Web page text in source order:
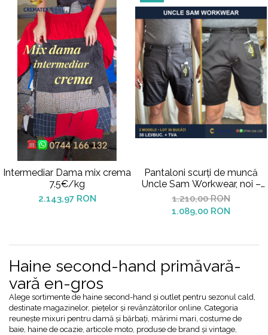
Intermediar Dama mix crema
7.5€/kg
2.143,97 RON
Pantaloni scurți de muncă
Uncle Sam Workwear, noi –
lot 30 bucăți
1.210,00 RON
1.089,00 RON
Haine second-hand primăvară-
vară en-gros
Alege sortimente de haine second-hand și outlet pentru sezonul cald,
destinate magazinelor, piețelor și revânzătorilor online. Categoria
reunește mixuri pentru damă și bărbați, mărimi mari, costume de
baie, haine de ocazie, articole moto, produse de brand și vintage,